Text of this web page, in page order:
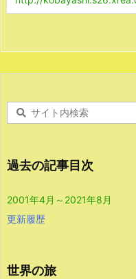
過去の記事目次
2001年4月～2021年8月
更新履歴
世界の旅